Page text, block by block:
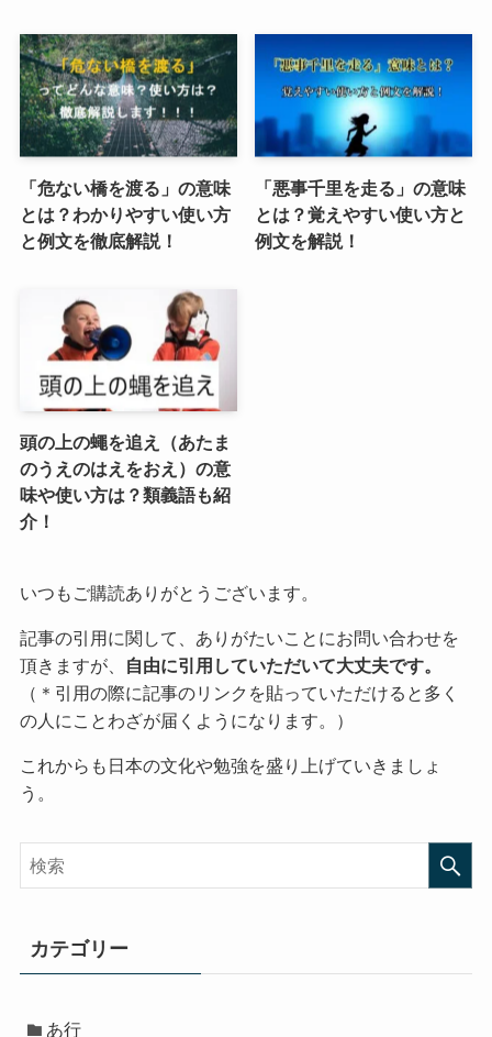
「危ない橋を渡る」の意味
とは？わかりやすい使い方
と例文を徹底解説！
「悪事千里を走る」の意味
とは？覚えやすい使い方と
例文を解説！
頭の上の蠅を追え（あたま
のうえのはえをおえ）の意
味や使い方は？類義語も紹
介！
いつもご購読ありがとうございます。
記事の引用に関して、ありがたいことにお問い合わせを
頂きますが、
自由に引用していただいて大丈夫です。
（＊引用の際に記事のリンクを貼っていただけると多く
の人にことわざが届くようになります。）
これからも日本の文化や勉強を盛り上げていきましょ
う。
カテゴリー
あ行